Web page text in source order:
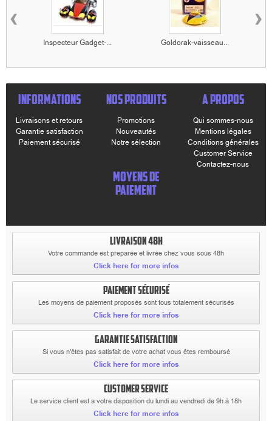
Inspecteur Gadget-... Goldorak-vaisseau...
‹ ›
INFORMATIONS
Livraisons et retours
Garantie satisfaction
Paiement sécurisé
NOS PRODUITS
Promotions
Nouveautés
Notre sélection
A PROPOS
Qui sommes-nous
Mentions légales
Conditions générales
Customer Service
Contactez-nous
MOYENS DE
PAIEMENT
LIVRAISON 48H
Votre commande est preparée et livrée chez vous sous 48h
Click here for more infos
PAIEMENT SÉCURISÉ
Les moyens de paiement proposés sont tous totalement sécurisés
Click here for more infos
GARANTIE SATISFACTION
Si vous n'êtes pas satisfait de votre achat vous êtes remboursé
Click here for more infos
CUSTOMER SERVICE
Le service client est a votre disposition du lundi au vendredi de 9h à 18h
Click here for more infos